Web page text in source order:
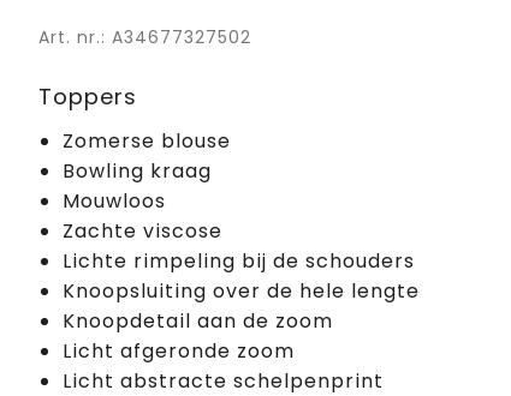
Art. nr.: A34677327502
Toppers
Zomerse blouse
Bowling kraag
Mouwloos
Zachte viscose
Lichte rimpeling bij de schouders
Knoopsluiting over de hele lengte
Knoopdetail aan de zoom
Licht afgeronde zoom
Licht abstracte schelpenprint